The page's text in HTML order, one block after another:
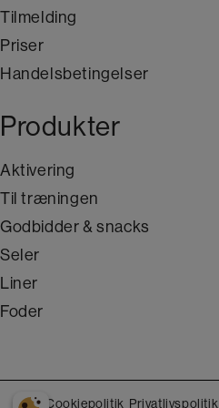
Tilmelding
Priser
Handelsbetingelser
Produkter
Aktivering
Til træningen
Godbidder & snacks
Seler
Liner
Foder
Cookiepolitik Privatlivspolitik